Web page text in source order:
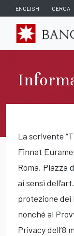
ENGLISH CERCA
La scrivente
Finnat
Roma, Piazza
ai sensi
protezione dei
nonché al
Privacy dell’8